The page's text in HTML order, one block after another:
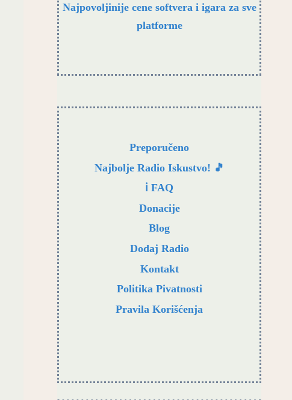
Najpovoljinije cene softvera i igara za sve
platforme
Preporučeno
Najbolje Radio Iskustvo! 🎵
ℹ️ FAQ
Donacije
Blog
Dodaj Radio
Kontakt
Politika Pivatnosti
Pravila Korišćenja